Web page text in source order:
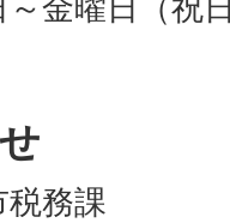
務課